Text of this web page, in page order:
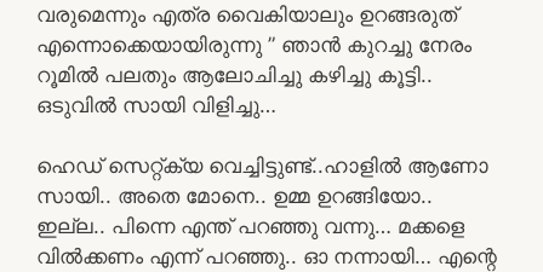
വരുമെന്നും എത്ര വൈകിയാലും ഉറങ്ങരുത്
എന്നൊക്കെയായിരുന്നു ” ഞാൻ കുറച്ചു നേരം
റൂമിൽ പലതും ആലോചിച്ചു കഴിച്ചു കൂട്ടി..
ഒടുവിൽ സായി വിളിച്ചു…
ഹെഡ് സെറ്റ്ക്യ വെച്ചിട്ടുണ്ട്..ഹാളിൽ ആണോ
സായി.. അതെ മോനെ.. ഉമ്മ ഉറങ്ങിയോ..
ഇല്ല.. പിന്നെ എന്ത് പറഞ്ഞു വന്നു… മക്കളെ
വിൽക്കണം എന്ന് പറഞ്ഞു.. ഓ നന്നായി… എന്റെ